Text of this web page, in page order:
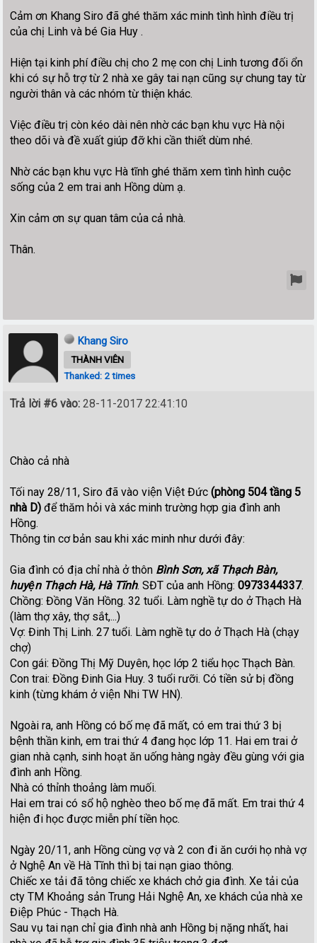
Cảm ơn Khang Siro đã ghé thăm xác minh tình hình điều trị
của chị Linh và bé Gia Huy .
Hiện tại kinh phí điều chị cho 2 mẹ con chị Linh tương đối ổn
khi có sự hỗ trợ từ 2 nhà xe gây tai nạn cũng sự chung tay từ
người thân và các nhóm từ thiện khác.
Việc điều trị còn kéo dài nên nhờ các bạn khu vực Hà nội
theo dõi và đề xuất giúp đỡ khi cần thiết dùm nhé.
Nhờ các bạn khu vực Hà tĩnh ghé thăm xem tình hình cuộc
sống của 2 em trai anh Hồng dùm ạ.
Xin cảm ơn sự quan tâm của cả nhà.
Thân.
Khang Siro
THÀNH VIÊN
Thanked: 2 times
Trả lời #6 vào: 28-11-2017 22:41:10
Chào cả nhà
Tối nay 28/11, Siro đã vào viện Việt Đức(phòng 504 tầng 5
nhà D) để thăm hỏi và xác minh trường hợp gia đình anh
Hồng.
Thông tin cơ bản sau khi xác minh như dưới đây:
Gia đình có địa chỉ nhà ở thôn Bình Sơn, xã Thạch Bàn,
huyện Thạch Hà, Hà Tĩnh. SĐT của anh Hồng:0973344337.
Chồng: Đồng Văn Hồng. 32 tuổi. Làm nghề tự do ở Thạch Hà
(làm thợ xây, thợ sắt,...)
Vợ: Đinh Thị Linh. 27 tuổi. Làm nghề tự do ở Thạch Hà (chạy
chợ)
Con gái: Đồng Thị Mỹ Duyên, học lớp 2 tiểu học Thạch Bàn.
Con trai: Đồng Đinh Gia Huy. 3 tuổi rưỡi. Có tiền sử bị đồng
kinh (từng khám ở viện Nhi TW HN).
Ngoài ra, anh Hồng có bố mẹ đã mất, có em trai thứ 3 bị
bệnh thần kinh, em trai thứ 4 đang học lớp 11. Hai em trai ở
gian nhà cạnh, sinh hoạt ăn uống hàng ngày đều gùng với gia
đình anh Hồng.
Nhà có thỉnh thoảng làm muối.
Hai em trai có sổ hộ nghèo theo bố mẹ đã mất. Em trai thứ 4
hiện đi học được miễn phí tiền học.
Ngày 20/11, anh Hồng cùng vợ và 2 con đi ăn cưới họ nhà vợ
ở Nghệ An về Hà Tĩnh thì bị tai nạn giao thông.
Chiếc xe tải đã tông chiếc xe khách chở gia đình. Xe tải của
cty TM Khoảng sản Trung Hải Nghệ An, xe khách của nhà xe
Điệp Phúc - Thạch Hà.
Sau vụ tai nạn chỉ gia đình nhà anh Hồng bị nặng nhất, hai